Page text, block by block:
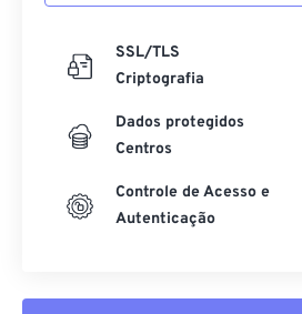
SSL/TLS
Criptografia
Dados protegidos
Centros
Controle de Acesso e
Autenticação